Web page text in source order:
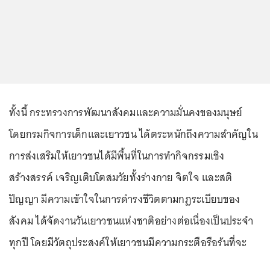
ทั้งนี้ กระทรวงการพัฒนาสังคมและความมั่นคงของมนุษย์
โดยกรมกิจการเด็กและเยาวชน ได้ตระหนักถึงความสำคัญใน
การส่งเสริมให้เยาวชนได้มีพื้นที่ในการทำกิจกรรมเชิง
สร้างสรรค์ เจริญเติบโตสมวัยทั้งร่างกาย จิตใจ และสติ
ปัญญา มีความเข้าใจในการดำรงชีวิตตามกฎระเบียบของ
สังคม ได้จัดงานวันเยาวชนแห่งชาติอย่างต่อเนื่องเป็นประจำ
ทุกปี โดยมีวัตถุประสงค์ให้เยาวชนมีความกระตือรือร้นที่จะ